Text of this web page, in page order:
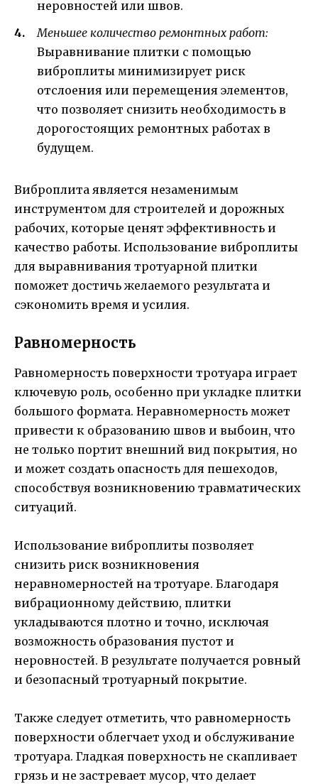
неровностей или швов.
Меньшее количество ремонтных работ:
Выравнивание плитки с помощью
виброплиты минимизирует риск
отслоения или перемещения элементов,
что позволяет снизить необходимость в
дорогостоящих ремонтных работах в
будущем.
Виброплита является незаменимым
инструментом для строителей и дорожных
рабочих, которые ценят эффективность и
качество работы. Использование виброплиты
для выравнивания тротуарной плитки
поможет достичь желаемого результата и
сэкономить время и усилия.
Равномерность
Равномерность поверхности тротуара играет
ключевую роль, особенно при укладке плитки
большого формата. Неравномерность может
привести к образованию швов и выбоин, что
не только портит внешний вид покрытия, но
и может создать опасность для пешеходов,
способствуя возникновению травматических
ситуаций.
Использование виброплиты позволяет
снизить риск возникновения
неравномерностей на тротуаре. Благодаря
вибрационному действию, плитки
укладываются плотно и точно, исключая
возможность образования пустот и
неровностей. В результате получается ровный
и безопасный тротуарный покрытие.
Также следует отметить, что равномерность
поверхности облегчает уход и обслуживание
тротуара. Гладкая поверхность не скапливает
грязь и не застревает мусор, что делает